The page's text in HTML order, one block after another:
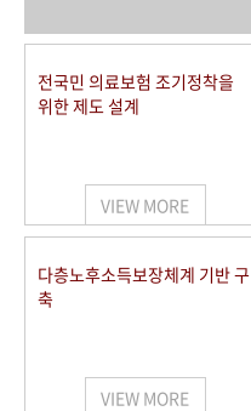
사진 아카이브 문서 기록물
50+1 주년 기념
세계와 함께 한 KIHASA
VR 역사관
전국민 의료보험 조기정착을
위한 제도 설계
VIEW MORE
다층노후소득보장체계 기반 구
축
VIEW MORE